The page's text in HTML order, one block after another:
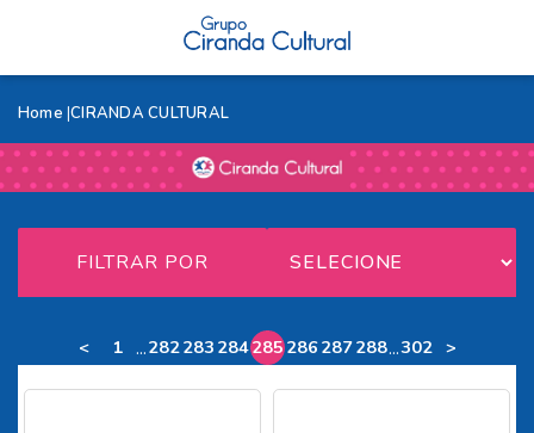
Home CIRANDA CULTURAL
FILTRAR POR
< 1 ...282283 284285286287288...302 >